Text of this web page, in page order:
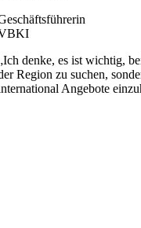
denke, es ist wichtig,
Region zu suchen,
Angebote